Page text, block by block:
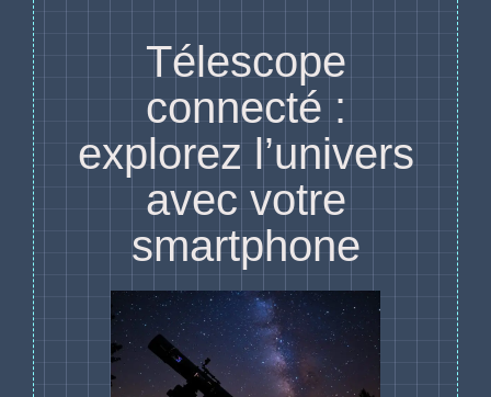
Télescope
connecté :
explorez l’univers
avec votre
smartphone